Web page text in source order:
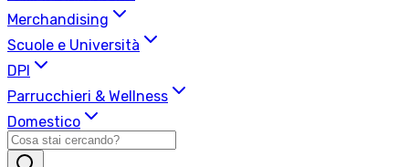
Merchandising
Scuole e Università
DPI
Parrucchieri & Wellness
Domestico